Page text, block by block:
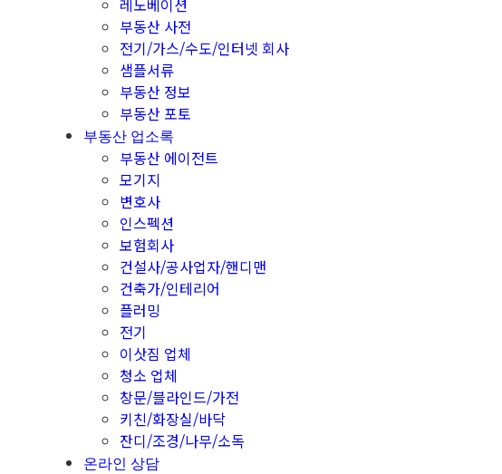
부동산 사전
전기/가스/수도/인터넷 회사
샘플서류
부동산 정보
부동산 포토
부동산 업소록
부동산 에이전트
모기지
변호사
인스펙션
보험회사
건설사/공사업자/핸디맨
건축가/인테리어
플러밍
전기
이삿짐 업체
청소 업체
창문/블라인드/가전
키친/화장실/바닥
잔디/조경/나무/소독
온라인 상담